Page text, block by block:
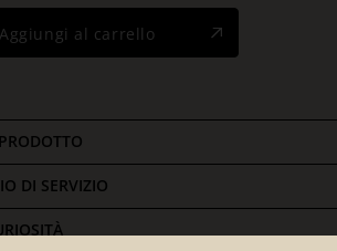
Aggiungi al carrello
DI SERVIZIO